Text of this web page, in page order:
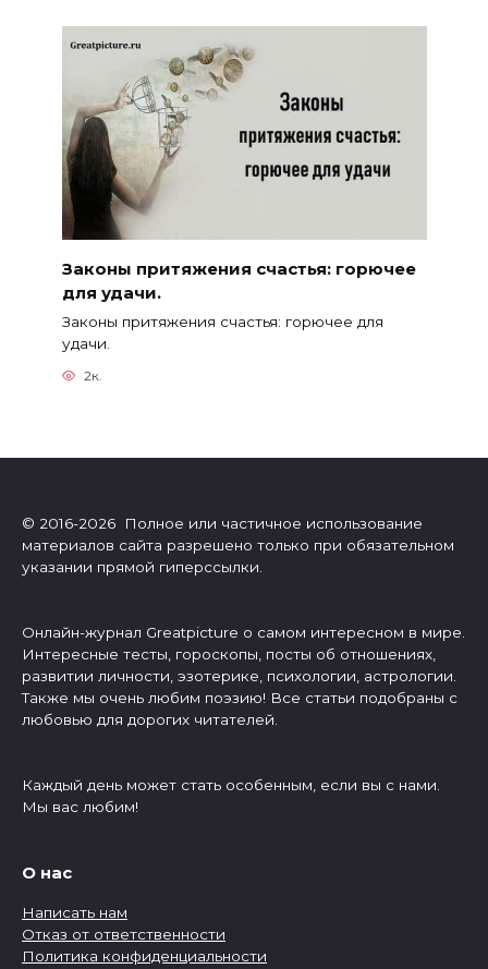
Законы притяжения счастья: горючее
для удачи.
Законы притяжения счастья: горючее для
удачи.
2к.
© 2016-2026 Полное или частичное использование
материалов сайта разрешено только при обязательном
указании прямой гиперссылки.
Онлайн-журнал Greatpicture о самом интересном в мире.
Интересные тесты, гороскопы, посты об отношениях,
развитии личности, эзотерике, психологии, астрологии.
Также мы очень любим поэзию! Все статьи подобраны с
любовью для дорогих читателей.
Каждый день может стать особенным, если вы с нами.
Мы вас любим!
О нас
Написать нам
Отказ от ответственности
Политика конфиденциальности